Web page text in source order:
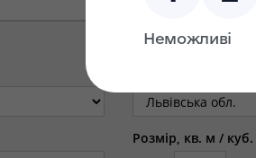
Розмір, кв. м /